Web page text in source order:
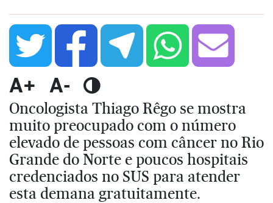
A+ A-
Oncologista Thiago Rêgo se mostra
muito preocupado com o número
elevado de pessoas com câncer no Rio
Grande do Norte e poucos hospitais
credenciados no SUS para atender
esta demana gratuitamente.